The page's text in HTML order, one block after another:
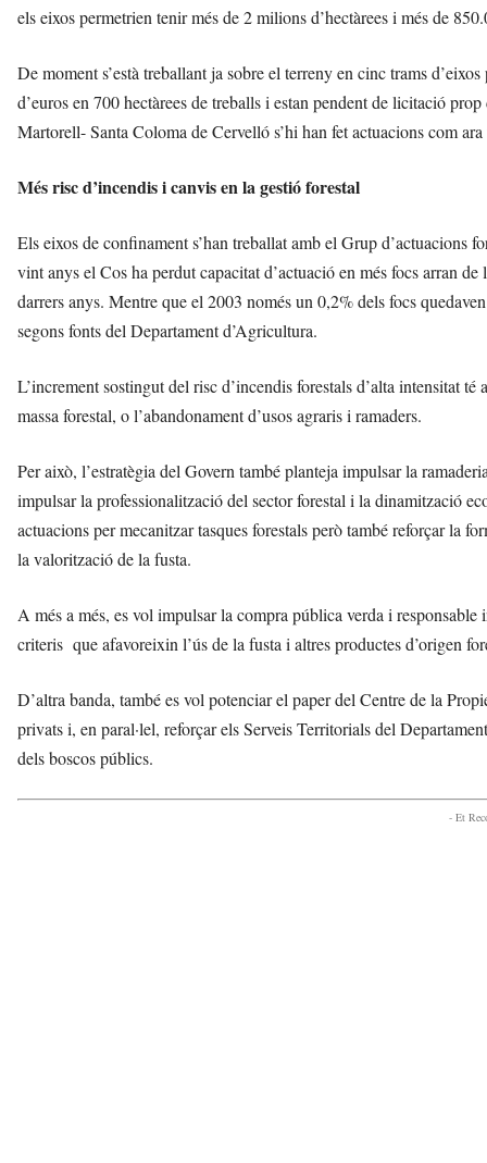
els eixos permetrien tenir més de 2 milions d’hectàrees i més de
De moment s’està treballant ja sobre el terreny en cinc trams
d’euros en 700 hectàrees de treballs i estan pendent de licitació
Martorell- Santa Coloma de Cervelló s’hi han fet actuacions com ara
Més risc d’incendis i canvis en la gestió forestal
Els eixos de confinament s’han treballat amb el Grup d’actuacions
vint anys el Cos ha perdut capacitat d’actuació en més focs arran
darrers anys. Mentre que el 2003 només un 0,2% dels focs
segons fonts del Departament d’Agricultura.
L’increment sostingut del risc d’incendis forestals d’alta intensitat
massa forestal, o l’abandonament d’usos agraris i ramaders.
Per això, l’estratègia del Govern també planteja impulsar la
impulsar la professionalització del sector forestal i la dinamització
actuacions per mecanitzar tasques forestals però també reforçar la
la valorització de la fusta.
A més a més, es vol impulsar la compra pública verda i
criteris que afavoreixin l’ús de la fusta i altres productes d’origen
D’altra banda, també es vol potenciar el paper del Centre de la
privats i, en paral·lel, reforçar els Serveis Territorials del
dels boscos públics.
- Et